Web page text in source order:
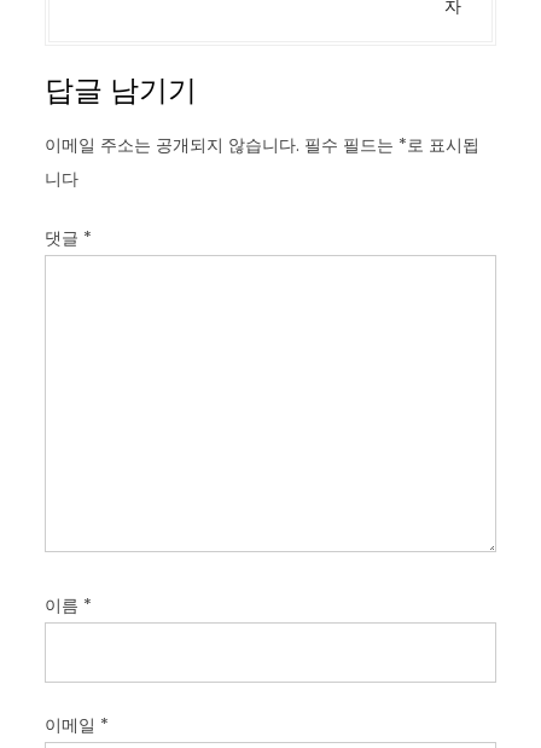
자
답글 남기기
이메일 주소는 공개되지 않습니다. 필수 필드는 *로 표시됩
니다
댓글 *
이름 *
이메일 *